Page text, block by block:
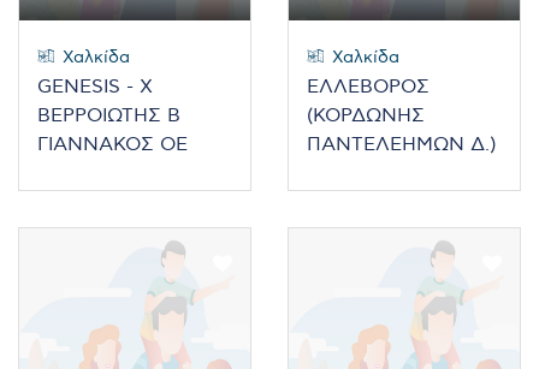
Χαλκίδα
GENESIS - Χ
ΒΕΡΡΟΙΩΤΗΣ Β
ΓΙΑΝΝΑΚΟΣ ΟΕ
Χαλκίδα
ΕΛΛΕΒΟΡΟΣ
(ΚΟΡΔΩΝΗΣ
ΠΑΝΤΕΛΕΗΜΩΝ Δ.)